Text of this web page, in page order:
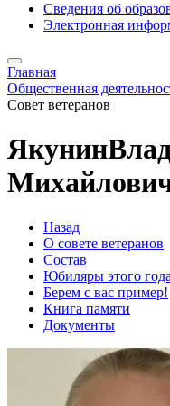
Сведения об
Электронная
Главная
Общественная
Совет ветеранов
Назад
О совете ветеранов
Состав
Юбиляры этого года
Берем с вас пример!
Книга памяти
Документы